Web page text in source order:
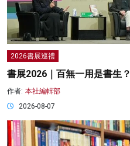
2026書展巡禮
書展2026｜百無一用是書生？
作者: 本社編輯部
2026-08-07